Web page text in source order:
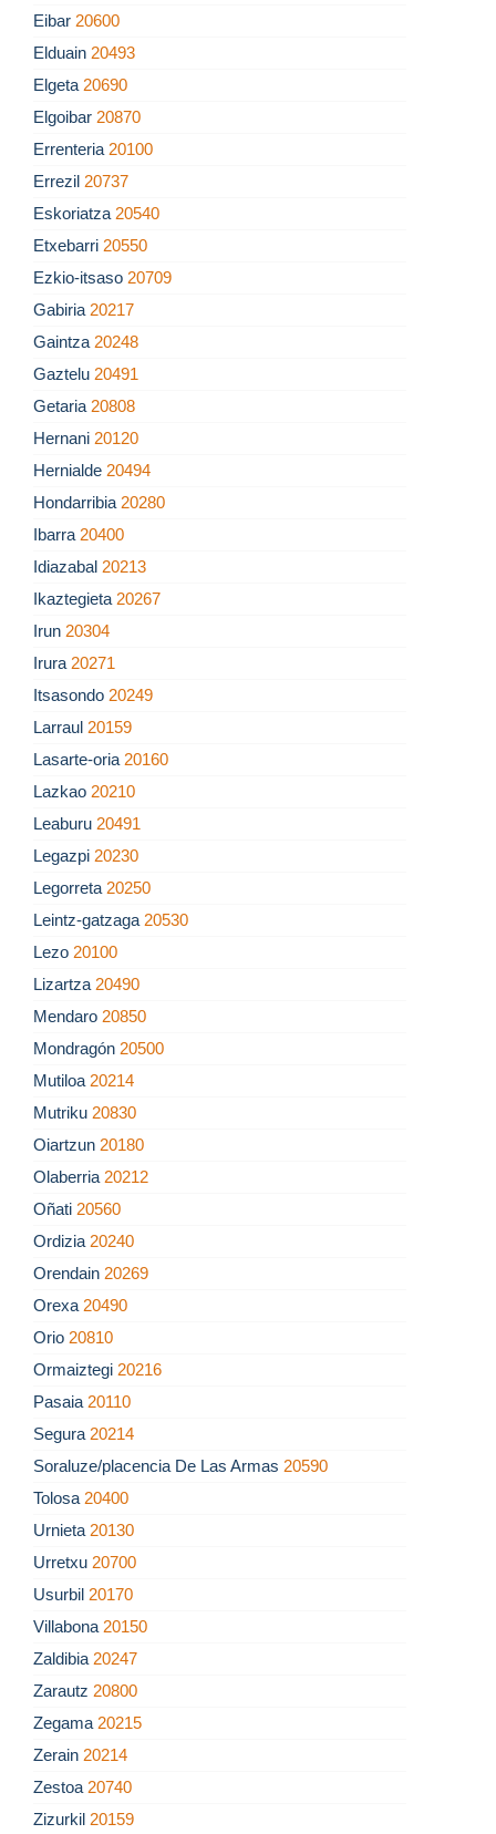
Eibar 20600
Elduain 20493
Elgeta 20690
Elgoibar 20870
Errenteria 20100
Errezil 20737
Eskoriatza 20540
Etxebarri 20550
Ezkio-itsaso 20709
Gabiria 20217
Gaintza 20248
Gaztelu 20491
Getaria 20808
Hernani 20120
Hernialde 20494
Hondarribia 20280
Ibarra 20400
Idiazabal 20213
Ikaztegieta 20267
Irun 20304
Irura 20271
Itsasondo 20249
Larraul 20159
Lasarte-oria 20160
Lazkao 20210
Leaburu 20491
Legazpi 20230
Legorreta 20250
Leintz-gatzaga 20530
Lezo 20100
Lizartza 20490
Mendaro 20850
Mondragón 20500
Mutiloa 20214
Mutriku 20830
Oiartzun 20180
Olaberria 20212
Oñati 20560
Ordizia 20240
Orendain 20269
Orexa 20490
Orio 20810
Ormaiztegi 20216
Pasaia 20110
Segura 20214
Soraluze/placencia De Las Armas 20590
Tolosa 20400
Urnieta 20130
Urretxu 20700
Usurbil 20170
Villabona 20150
Zaldibia 20247
Zarautz 20800
Zegama 20215
Zerain 20214
Zestoa 20740
Zizurkil 20159